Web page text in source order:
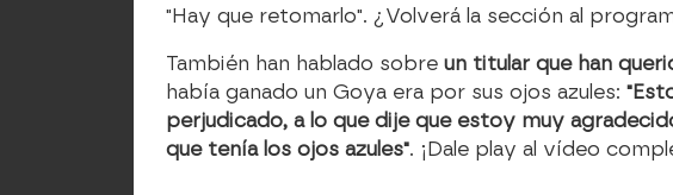
"Hay que retomarlo". ¿Volverá la sección al
También han hablado sobre un titular que han
había ganado un Goya era por sus ojos azules:
perjudicado, a lo que dije que estoy muy
que tenía los ojos azules". ¡Dale play al vídeo